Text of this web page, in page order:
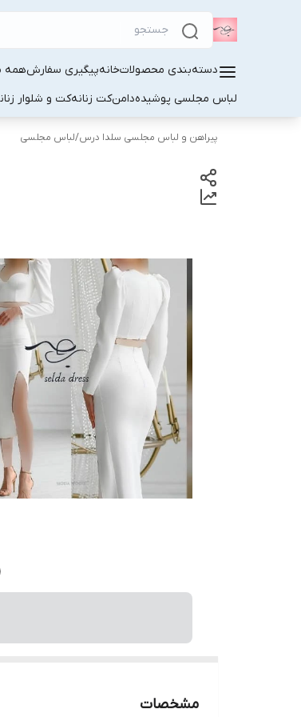
دسته‌بندی محصولاتخانهپیگیری سفارشهمه
لباس مجلسی پوشیدهدامنکت زنانهکت و شلوار
پیراهن و لباس مجلسی سلدا درس/لباس مجلسی
مشخصات